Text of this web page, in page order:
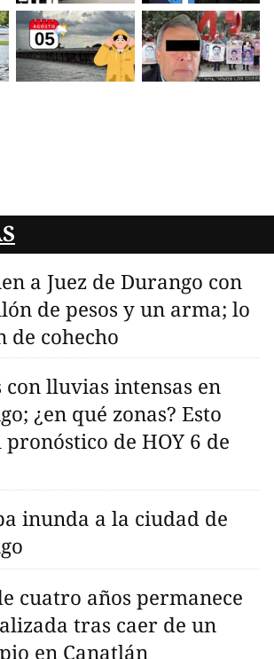
a Juez de Durango con
de pesos y un arma; lo
de cohecho
con lluvias intensas en
¿en qué zonas? Esto
pronóstico de HOY 6 de
inunda a la ciudad de
cuatro años permanece
tras caer de un
en Canatlán